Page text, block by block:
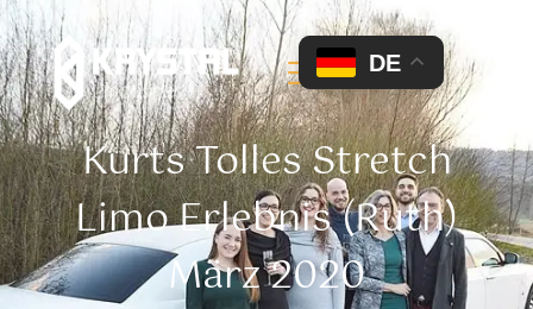
Kurts Tolles Stretch
Limo Erlebnis (Ruth)
März 2020
DE